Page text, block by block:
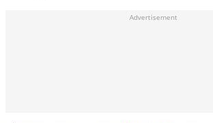
Advertisement